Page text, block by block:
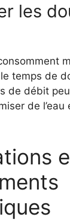
les
temps de
de débit
de